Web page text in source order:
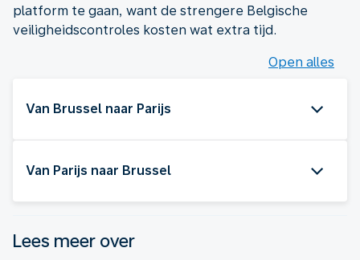
platform te gaan, want de strengere Belgische
veiligheidscontroles kosten wat extra tijd.
Open alles
Van Brussel naar Parijs
Van Parijs naar Brussel
Lees meer over